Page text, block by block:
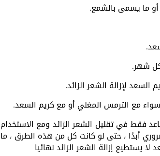
أو ما يسمى بالشمع.
كل شهر.
لإزالة الشعر الزائد.
مع الترمس المغلي أو مع كريم السعد.
فقط في تقليل الشعر الزائد ومع الاستخدام
أبدًا ، حتى لو كانت كل من هذه الطرق ، ما
يستطيع إزالة الشعر الزائد نهائيا